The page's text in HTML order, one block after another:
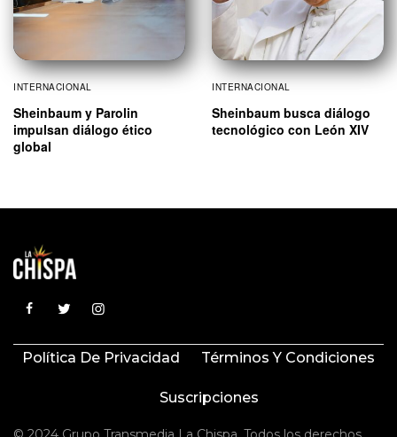
INTERNACIONAL
Sheinbaum y Parolin
impulsan diálogo ético
global
INTERNACIONAL
Sheinbaum busca diálogo
tecnológico con León XIV
Política De Privacidad Términos Y Condiciones
Suscripciones